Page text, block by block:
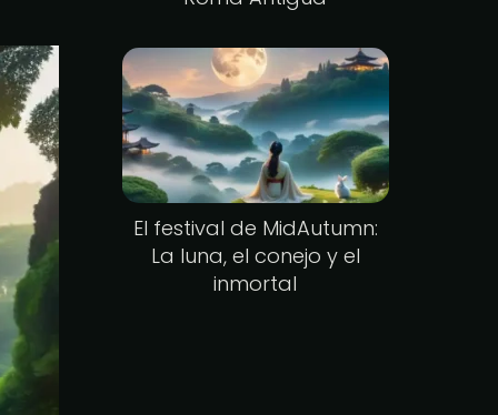
El festival de MidAutumn:
La luna, el conejo y el
inmortal